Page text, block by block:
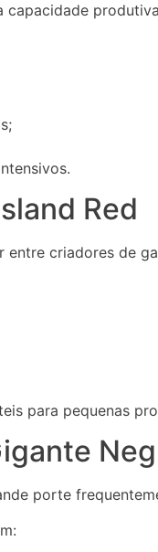
capacidade
Red
criadores de
para pequenas
porte